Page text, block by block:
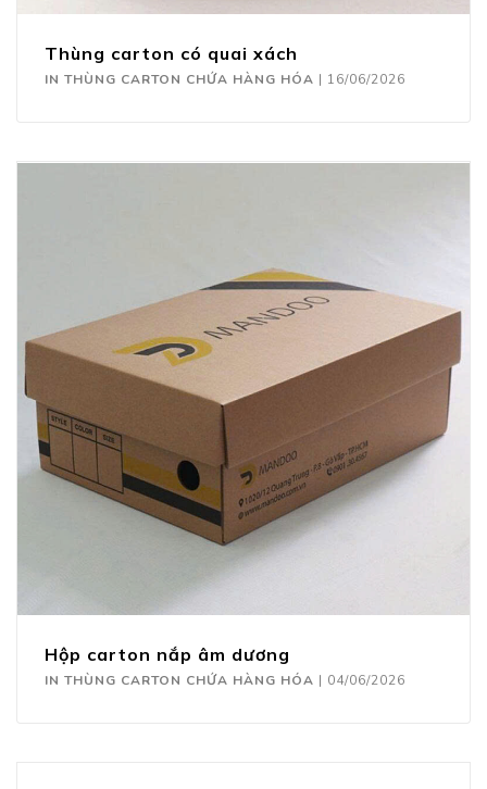
Thùng carton có quai xách
IN THÙNG CARTON CHỨA HÀNG HÓA | 16/06/2026
Hộp carton nắp âm dương
IN THÙNG CARTON CHỨA HÀNG HÓA | 04/06/2026